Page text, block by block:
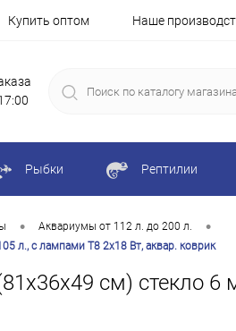
Купить оптом Наше
Рыбки Рептилии
• Аквариумы от 112 л. до 200 л. •
л., с лампами Т8 2х18 Вт, аквар. коврик
см) стекло